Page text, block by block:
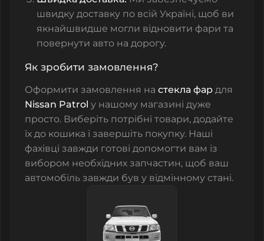
швидку доставку по всій Україні, щоб ви
якнайшвидше могли відновити фари та
повернути авто на дорогу.
Як зробити замовлення?
Оформити замовлення на стекла фар для
Nissan Patrol у нашому магазині дуже
просто. Виберіть потрібні товари, додайте
їх до кошика і завершіть покупку. Наші
фахівці завжди готові допомогти вам із
вибором необхідних запчастин, щоб ваш
автомобіль завжди був у відмінному стані.